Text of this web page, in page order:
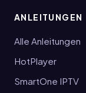
ANLEITUNGEN
Alle Anleitungen
HotPlayer
SmartOne IPTV